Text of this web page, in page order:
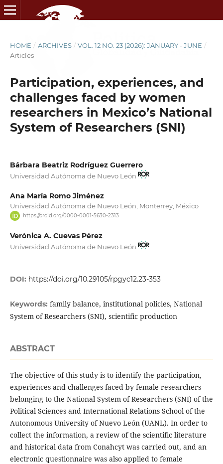
HOME / ARCHIVES / VOL. 12 NO. 23 (2026): JANUARY - JUNE /
Articles
Participation, experiences, and
challenges faced by women
researchers in Mexico’s National
System of Researchers (SNI)
Bárbara Beatriz Rodríguez Guerrero
Universidad Autónoma de Nuevo León
Ana María Romo Jiménez
Universidad Autónoma de Nuevo León, Monterrey, México
https://orcid.org/0000-0001-5630-2313
Verónica A. Cuevas Pérez
Universidad Autónoma de Nuevo León
DOI: https://doi.org/10.29105/rpgyc12.23-353
Keywords: family balance, institutional policies, National
System of Researchers (SNI), scientific production
ABSTRACT
The objective of this study is to identify the participation,
experiences and challenges faced by female researchers
belonging to the National System of Researchers (SNI) of the
Political Sciences and International Relations School of the
Autonomous University of Nuevo León (UANL). In order to
collect the information, a review of the scientific literature
and historical data from Conahcyt was carried out, and an
electronic questionnaire was also applied to female